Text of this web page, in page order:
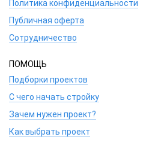
Политика конфиденциальности
Публичная оферта
Сотрудничество
ПОМОЩЬ
Подборки проектов
С чего начать стройку
Зачем нужен проект?
Как выбрать проект